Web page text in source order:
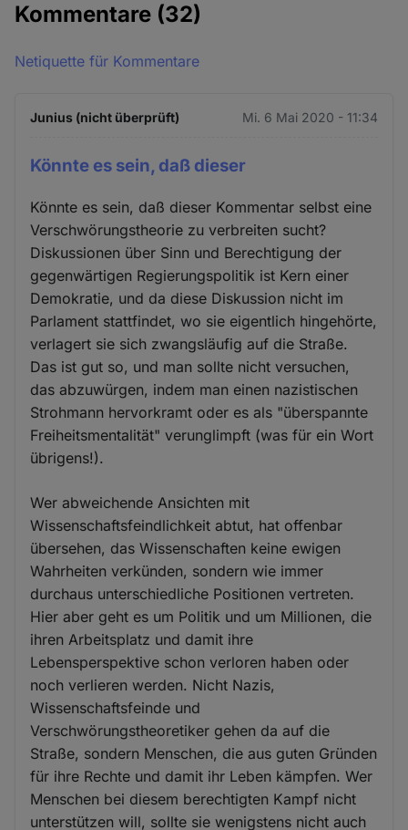
Kommentare (32)
Netiquette für Kommentare
Junius (nicht überprüft) Mi. 6 Mai 2020 - 11:34
Könnte es sein, daß dieser
Könnte es sein, daß dieser Kommentar selbst eine
Verschwörungstheorie zu verbreiten sucht?
Diskussionen über Sinn und Berechtigung der
gegenwärtigen Regierungspolitik ist Kern einer
Demokratie, und da diese Diskussion nicht im
Parlament stattfindet, wo sie eigentlich hingehörte,
verlagert sie sich zwangsläufig auf die Straße.
Das ist gut so, und man sollte nicht versuchen,
das abzuwürgen, indem man einen nazistischen
Strohmann hervorkramt oder es als "überspannte
Freiheitsmentalität" verunglimpft (was für ein Wort
übrigens!).
Wer abweichende Ansichten mit
Wissenschaftsfeindlichkeit abtut, hat offenbar
übersehen, das Wissenschaften keine ewigen
Wahrheiten verkünden, sondern wie immer
durchaus unterschiedliche Positionen vertreten.
Hier aber geht es um Politik und um Millionen, die
ihren Arbeitsplatz und damit ihre
Lebensperspektive schon verloren haben oder
noch verlieren werden. Nicht Nazis,
Wissenschaftsfeinde und
Verschwörungstheoretiker gehen da auf die
Straße, sondern Menschen, die aus guten Gründen
für ihre Rechte und damit ihr Leben kämpfen. Wer
Menschen bei diesem berechtigten Kampf nicht
unterstützen will, sollte sie wenigstens nicht auch